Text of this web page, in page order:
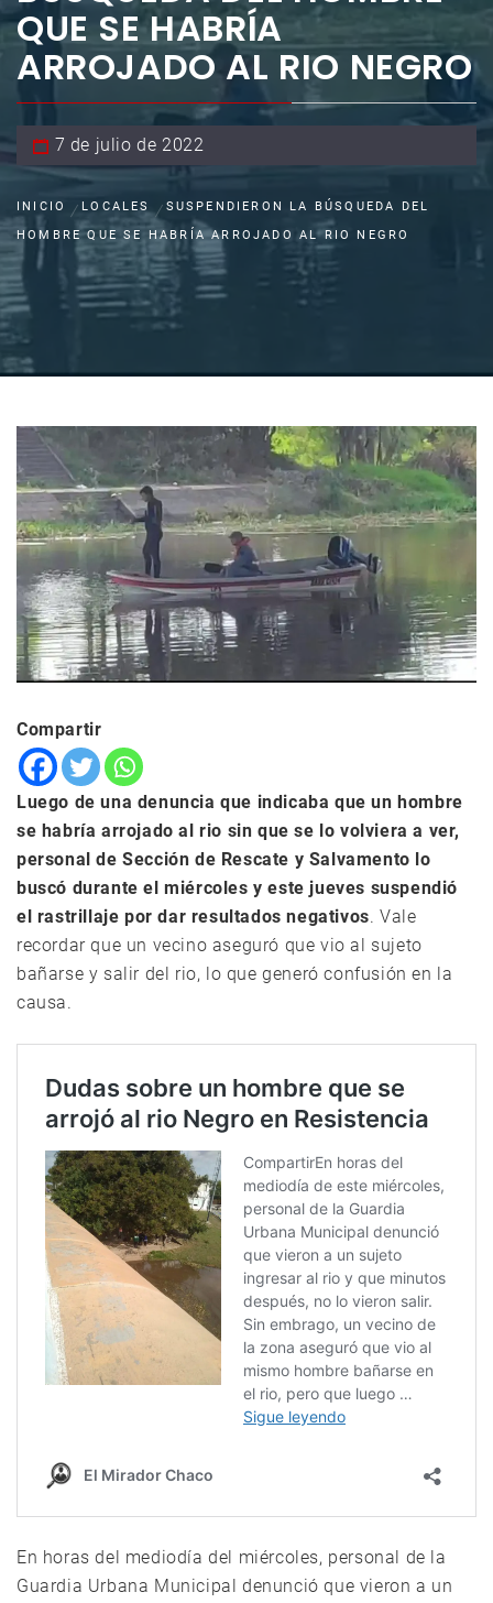
QUE SE HABRÍA
ARROJADO AL RIO NEGRO
7 de julio de 2022
INICIO LOCALES
SUSPENDIERON LA BÚSQUEDA DEL
HOMBRE QUE SE HABRÍA ARROJADO AL RIO NEGRO
Compartir
Luego de una denuncia que indicaba que un hombre
se habría arrojado al rio sin que se lo volviera a ver,
personal de Sección de Rescate y Salvamento lo
buscó durante el miércoles y este jueves suspendió
el rastrillaje por dar resultados negativos. Vale
recordar que un vecino aseguró que vio al sujeto
bañarse y salir del rio, lo que generó confusión en la
causa.
En horas del mediodía del miércoles, personal de la
Guardia Urbana Municipal denunció que vieron a un